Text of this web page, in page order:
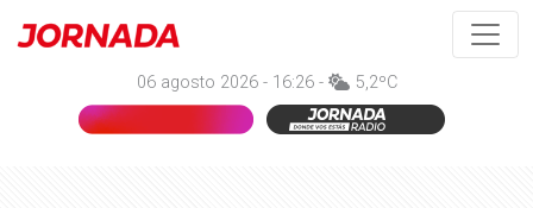
06 agosto 2026 - 16:26 - 5,2ºC